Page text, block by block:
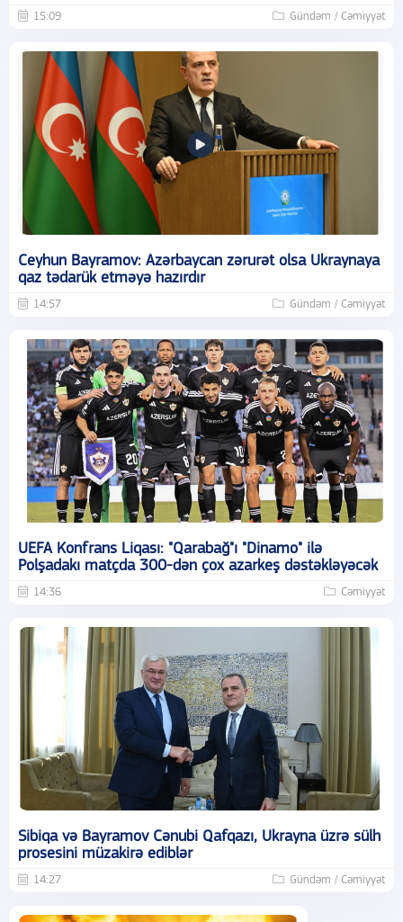
15:09 Gündəm / Cəmiyyət
Ceyhun Bayramov: Azərbaycan zərurət olsa Ukraynaya
qaz tədarük etməyə hazırdır
14:57 Gündəm / Cəmiyyət
UEFA Konfrans Liqası: "Qarabağ"ı "Dinamo" ilə
Polşadakı matçda 300-dən çox azarkeş dəstəkləyəcək
14:36 Cəmiyyət
Sibiqa və Bayramov Cənubi Qafqazı, Ukrayna üzrə sülh
prosesini müzakirə ediblər
14:27 Gündəm / Cəmiyyət